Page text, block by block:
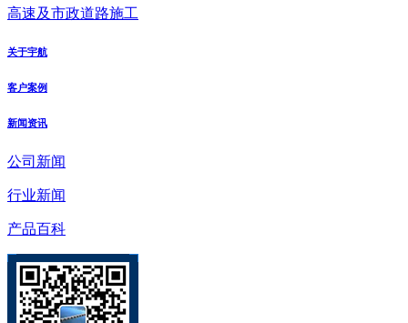
高速及市政道路施工
关于宇航
客户案例
新闻资讯
公司新闻
行业新闻
产品百科